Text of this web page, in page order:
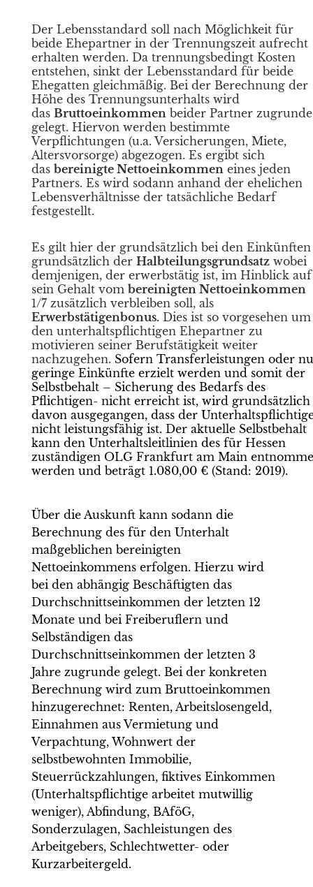
Der Lebensstandard soll nach Möglichkeit für
beide Ehepartner in der Trennungszeit aufrecht
erhalten werden. Da trennungsbedingt Kosten
entstehen, sinkt der Lebensstandard für beide
Ehegatten gleichmäßig. Bei der Berechnung der
Höhe des Trennungsunterhalts wird
das Bruttoeinkommen beider Partner zugrunde
gelegt. Hiervon werden bestimmte
Verpflichtungen (u.a. Versicherungen, Miete,
Altersvorsorge) abgezogen. Es ergibt sich
das bereinigte Nettoeinkommen eines jeden
Partners. Es wird sodann anhand der ehelichen
Lebensverhältnisse der tatsächliche Bedarf
festgestellt.
Es gilt hier der grundsätzlich bei den Einkünften
grundsätzlich der Halbteilungsgrundsatzwobei
demjenigen, der erwerbstätig ist, im Hinblick auf
sein Gehalt vom bereinigten Nettoeinkommen
1/7 zusätzlich verbleiben soll, als
Erwerbstätigenbonus.Dies ist so vorgesehen um
den unterhaltspflichtigen Ehepartner zu
motivieren seiner Berufstätigkeit weiter
nachzugehen. Sofern Transferleistungen oder
geringe Einkünfte erzielt werden und somit der
Selbstbehalt – Sicherung des Bedarfs des
Pflichtigen- nicht erreicht ist, wird grundsätzlich
davon ausgegangen, dass der
nicht leistungsfähig ist. Der aktuelle Selbstbehalt
kann den Unterhaltsleitlinien des für Hessen
zuständigen OLG Frankfurt am Main
werden und beträgt 1.080,00 € (Stand: 2019).
Über die Auskunft kann sodann die
Berechnung des für den Unterhalt
maßgeblichen bereinigten
Nettoeinkommens erfolgen. Hierzu wird
bei den abhängig Beschäftigten das
Durchschnittseinkommen der letzten 12
Monate und bei Freiberuflern und
Selbständigen das
Durchschnittseinkommen der letzten 3
Jahre zugrunde gelegt. Bei der konkreten
Berechnung wird zum Bruttoeinkommen
hinzugerechnet: Renten, Arbeitslosengeld,
Einnahmen aus Vermietung und
Verpachtung, Wohnwert der
selbstbewohnten Immobilie,
Steuerrückzahlungen, fiktives Einkommen
(Unterhaltspflichtige arbeitet mutwillig
weniger), Abfindung, BAföG,
Sonderzulagen, Sachleistungen des
Arbeitgebers, Schlechtwetter- oder
Kurzarbeitergeld.